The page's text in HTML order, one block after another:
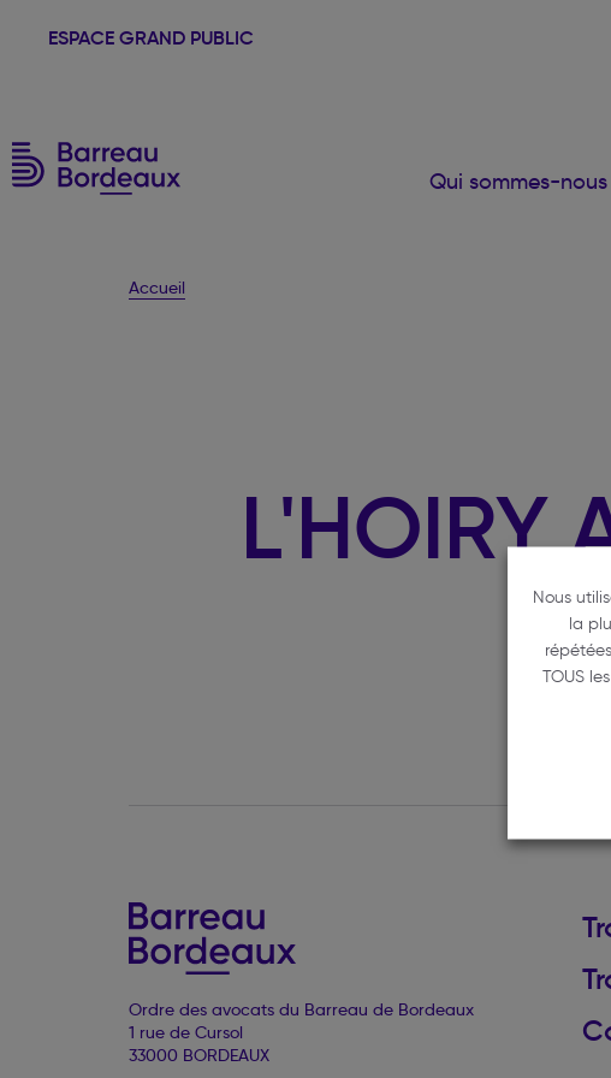
ESPACE GRAND PUBLIC
Qui sommes-nous
Accueil
L'HOIRY
Ordre des avocats du Barreau de Bordeaux
1 rue de Cursol
33000 BORDEAUX
Nous
la
TOUS